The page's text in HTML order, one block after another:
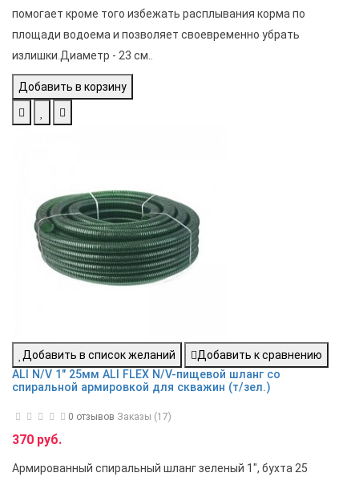
помогает кроме того избежать расплывания корма по
площади водоема и позволяет своевременно убрать
излишки.Диаметр - 23 см..
Добавить в корзину
Добавить в список желаний
Добавить к сравнению
ALI N/V 1" 25мм ALI FLEX N/V-пищевой шланг со
спиральной армировкой для скважин (т/зел.)
0 отзывов Заказы (17)
370 руб.
Армированный спиральный шланг зеленый 1", бухта 25